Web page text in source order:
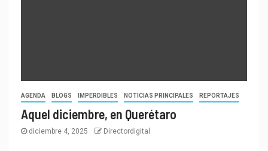
AGENDA BLOGS IMPERDIBLES NOTICIAS PRINCIPALES REPORTAJES
Aquel diciembre, en Querétaro
diciembre 4, 2025 Directordigital